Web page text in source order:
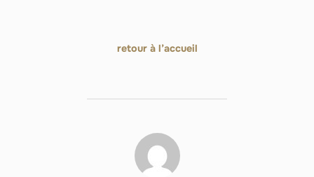
retour à l’accueil
AUTEUR DE LA PUBLICATION